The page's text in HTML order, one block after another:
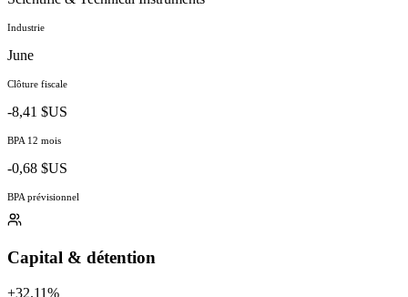
Industrie
June
Clôture fiscale
-8,41 $US
BPA 12 mois
-0,68 $US
BPA prévisionnel
Capital & détention
+32.11%